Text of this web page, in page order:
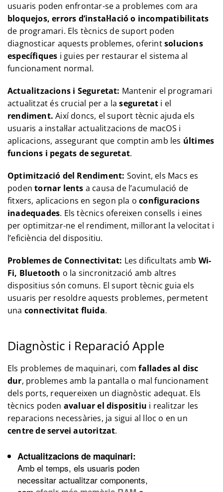
usuaris poden enfrontar-se a problemes com ara
bloquejos, errors d’instal·lació o incompatibilitats
de programari. Els tècnics de suport poden
diagnosticar aquests problemes, oferintsolucions
específiques i guies per restaurar el sistema al
funcionament normal.
Actualitzacions i Seguretat: Mantenir el programari
actualitzat és crucial per a laseguretat i el
rendiment. Així doncs, el suport tècnic ajuda els
usuaris a instal·lar actualitzacions de macOS i
aplicacions, assegurant que comptin amb les últimes
funcions i pegats de seguretat.
Optimització del Rendiment: Sovint, els Macs es
podentornar lents a causa de l’acumulació de
fitxers, aplicacions en segon pla oconfiguracions
inadequades. Els tècnics ofereixen consells i eines
per optimitzar-ne el rendiment, millorant la velocitat i
l’eficiència del dispositiu.
Problemes de Connectivitat: Les dificultats amb Wi-
Fi, Bluetooth o la sincronització amb altres
dispositius són comuns. El suport tècnic guia els
usuaris per resoldre aquests problemes, permetent
una connectivitat fluida.
Diagnòstic i Reparació Apple
Els problemes de maquinari, comfallades al disc
dur, problemes amb la pantalla o mal funcionament
dels ports, requereixen un diagnòstic adequat. Els
tècnics poden avaluar el dispositiu i realitzar les
reparacions necessàries, ja sigui al lloc o en un
centre de servei autoritzat.
Actualitzacions de maquinari:
Amb el temps, els usuaris poden
necessitar actualitzar components,